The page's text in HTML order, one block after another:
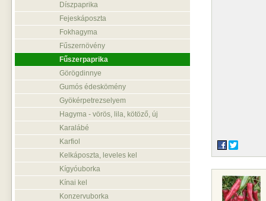
Díszpaprika
Fejeskáposzta
Fokhagyma
Fűszernövény
Fűszerpaprika
Görögdinnye
Gumós édeskömény
Gyökérpetrezselyem
Hagyma - vörös, lila, kötöző, új
Karalábé
Karfiol
Kelkáposzta, leveles kel
Kígyóuborka
Kínai kel
Konzervuborka